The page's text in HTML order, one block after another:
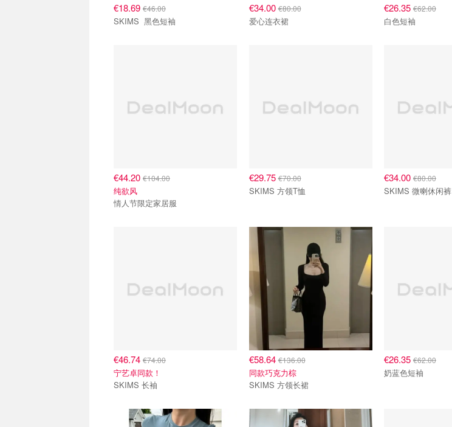
€18.69 €46.00
SKIMS 黑色短袖
€34.00€80.00
爱心连衣裙
€26.35 €62.00
白色短袖
€44.20 €104.00
纯欲风
情人节限定家居服
€29.75€70.00
SKIMS 方领T恤
€34.00 €80.00
SKIMS 微喇休闲裤
€46.74 €74.00
宁艺卓同款！
SKIMS 长袖
€58.64€136.00
同款巧克力棕
SKIMS 方领长裙
€26.35 €62.00
奶蓝色短袖